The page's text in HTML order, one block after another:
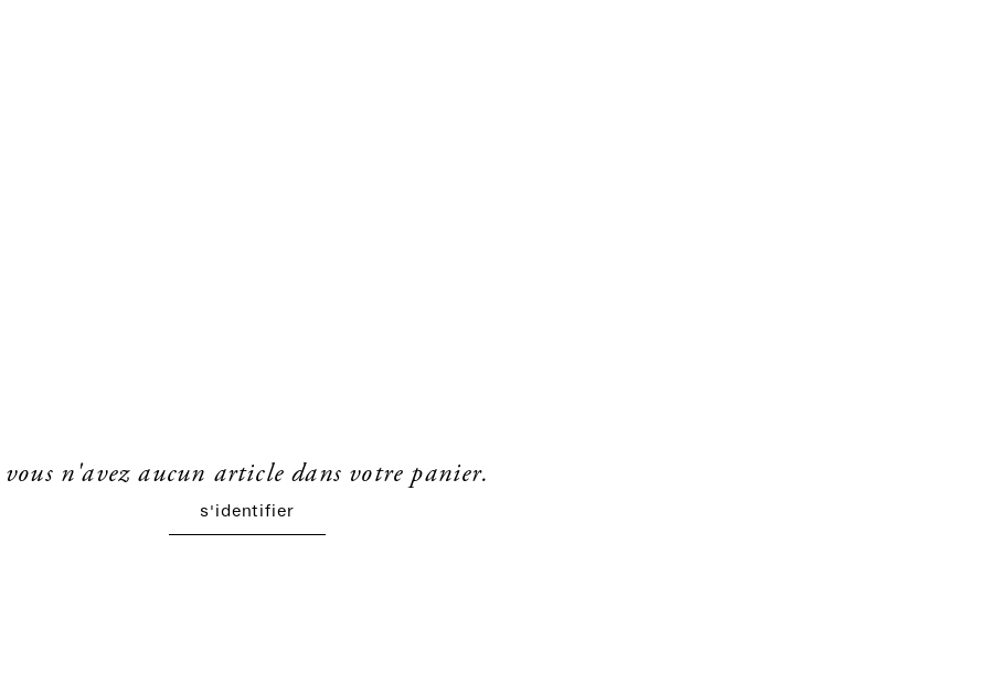
vous n'avez aucun article dans votre panier.
s'identifier